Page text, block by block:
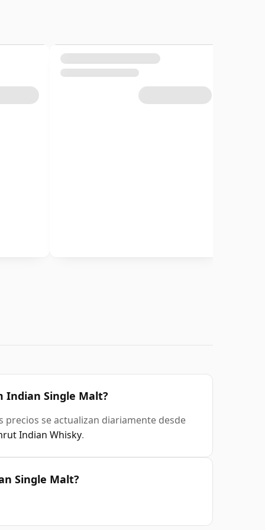
Indian Single Malt?
precios se actualizan diariamente desde
Indian Whisky.
Single Malt?